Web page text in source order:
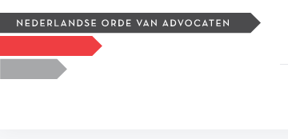
Logo, to the homepage